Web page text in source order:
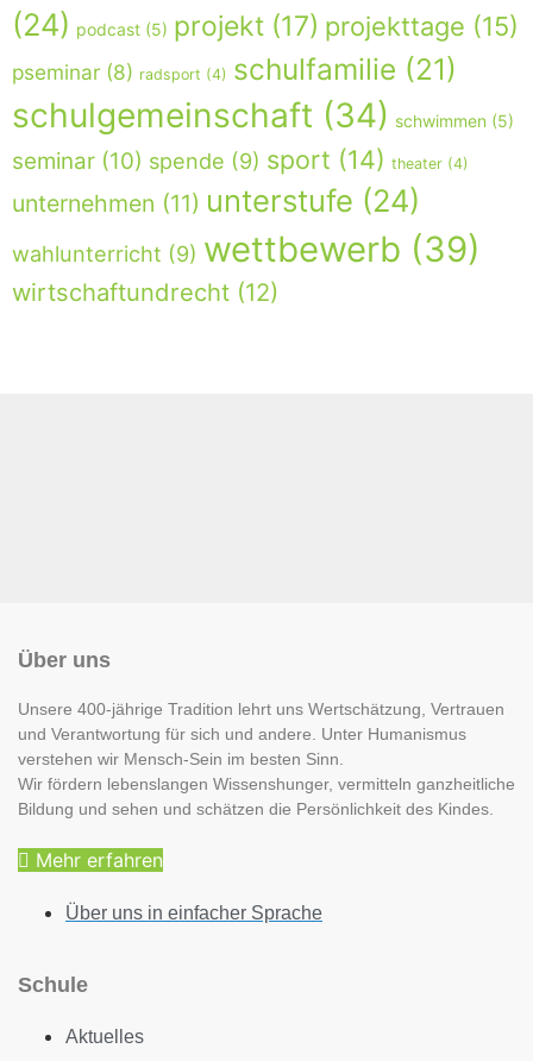
(24) podcast (5) projekt (17) projekttage (15)
pseminar (8) radsport (4) schulfamilie (21)
schulgemeinschaft (34) schwimmen (5)
seminar (10) spende (9) sport (14) theater (4)
unternehmen (11) unterstufe (24)
wahlunterricht (9) wettbewerb (39)
wirtschaftundrecht (12)
Über uns
Unsere 400-jährige Tradition lehrt uns Wertschätzung, Vertrauen
und Verantwortung für sich und andere. Unter Humanismus
verstehen wir Mensch-Sein im besten Sinn.
Wir fördern lebenslangen Wissenshunger, vermitteln ganzheitliche
Bildung und sehen und schätzen die Persönlichkeit des Kindes.
Mehr erfahren
Über uns in einfacher Sprache
Schule
Aktuelles